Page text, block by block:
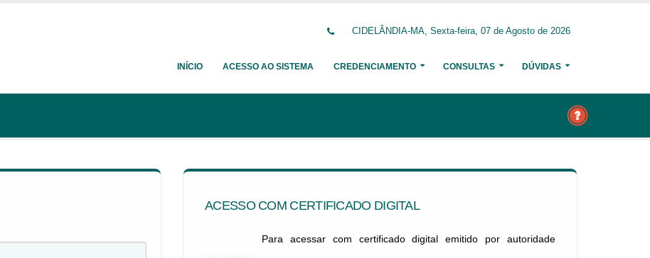
CIDELÂNDIA-MA, Sexta-feira, 07 de Agosto de 2026
INÍCIO ACESSO AO SISTEMA CREDENCIAMENTO CONSULTAS DÚVIDAS
ACESSO COM CERTIFICADO DIGITAL
Para acessar com certificado digital emitido por autoridade